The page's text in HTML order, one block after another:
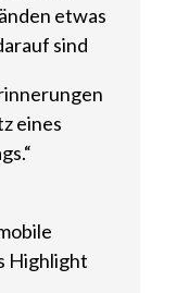
etwas
sind
eines
Highlight